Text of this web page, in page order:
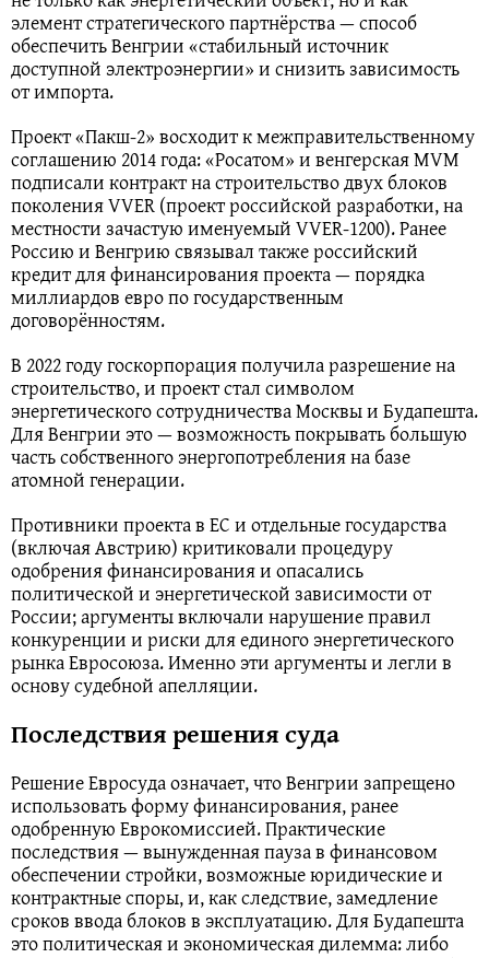
элемент стратегического партнёрства — способ
обеспечить Венгрии «стабильный источник
доступной электроэнергии» и снизить зависимость
от импорта.
Проект «Пакш‑2» восходит к межправительственному
соглашению 2014 года: «Росатом» и венгерская MVM
подписали контракт на строительство двух блоков
поколения VVER (проект российской разработки, на
местности зачастую именуемый VVER‑1200). Ранее
Россию и Венгрию связывал также российский
кредит для финансирования проекта — порядка
миллиардов евро по государственным
договорённостям.
В 2022 году госкорпорация получила разрешение на
строительство, и проект стал символом
энергетического сотрудничества Москвы и Будапешта.
Для Венгрии это — возможность покрывать большую
часть собственного энергопотребления на базе
атомной генерации.
Противники проекта в ЕС и отдельные государства
(включая Австрию) критиковали процедуру
одобрения финансирования и опасались
политической и энергетической зависимости от
России; аргументы включали нарушение правил
конкуренции и риски для единого энергетического
рынка Евросоюза. Именно эти аргументы и легли в
основу судебной апелляции.
Последствия решения суда
Решение Евросуда означает, что Венгрии запрещено
использовать форму финансирования, ранее
одобренную Еврокомиссией. Практические
последствия — вынужденная пауза в финансовом
обеспечении стройки, возможные юридические и
контрактные споры, и, как следствие, замедление
сроков ввода блоков в эксплуатацию. Для Будапешта
это политическая и экономическая дилемма: либо